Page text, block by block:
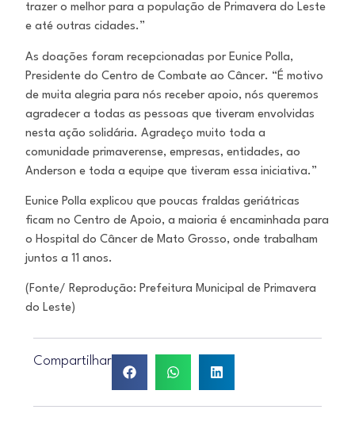
trazer o melhor para a população de Primavera do Leste
e até outras cidades.”
As doações foram recepcionadas por Eunice Polla,
Presidente do Centro de Combate ao Câncer. “É motivo
de muita alegria para nós receber apoio, nós queremos
agradecer a todas as pessoas que tiveram envolvidas
nesta ação solidária. Agradeço muito toda a
comunidade primaverense, empresas, entidades, ao
Anderson e toda a equipe que tiveram essa iniciativa.”
Eunice Polla explicou que poucas fraldas geriátricas
ficam no Centro de Apoio, a maioria é encaminhada para
o Hospital do Câncer de Mato Grosso, onde trabalham
juntos a 11 anos.
(Fonte/ Reprodução: Prefeitura Municipal de Primavera
do Leste)
Compartilhar